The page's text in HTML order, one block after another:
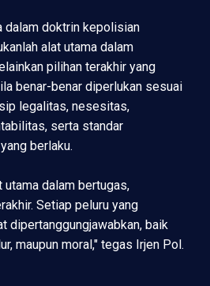
dalam doktrin kepolisian
alat utama dalam
pilihan terakhir yang
benar-benar diperlukan sesuai
legalitas, nesesitas,
serta standar
berlaku.
utama dalam bertugas,
Setiap peluru yang
dipertanggungjawabkan, baik
maupun moral," tegas Irjen Pol.